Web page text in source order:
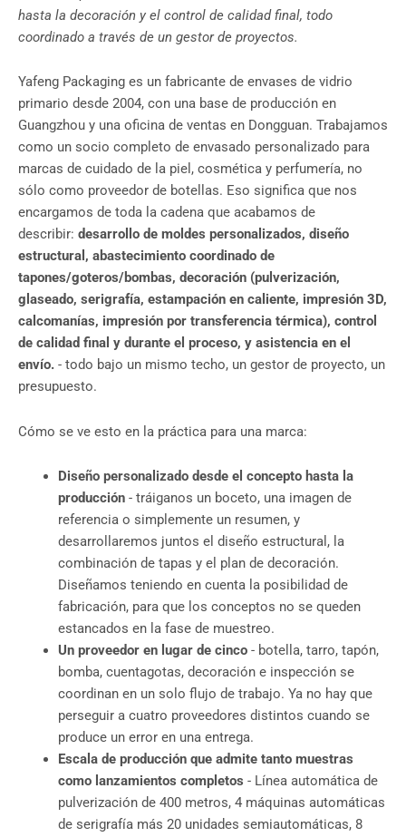
hasta la decoración y el control de calidad final, todo
coordinado a través de un gestor de proyectos.
Yafeng Packaging es un fabricante de envases de vidrio
primario desde 2004, con una base de producción en
Guangzhou y una oficina de ventas en Dongguan. Trabajamos
como un socio completo de envasado personalizado para
marcas de cuidado de la piel, cosmética y perfumería, no
sólo como proveedor de botellas. Eso significa que nos
encargamos de toda la cadena que acabamos de
describir: desarrollo de moldes personalizados, diseño
estructural, abastecimiento coordinado de
tapones/goteros/bombas, decoración (pulverización,
glaseado, serigrafía, estampación en caliente, impresión 3D,
calcomanías, impresión por transferencia térmica), control
de calidad final y durante el proceso, y asistencia en el
envío. - todo bajo un mismo techo, un gestor de proyecto, un
presupuesto.
Cómo se ve esto en la práctica para una marca:
Diseño personalizado desde el concepto hasta la
producción- tráiganos un boceto, una imagen de
referencia o simplemente un resumen, y
desarrollaremos juntos el diseño estructural, la
combinación de tapas y el plan de decoración.
Diseñamos teniendo en cuenta la posibilidad de
fabricación, para que los conceptos no se queden
estancados en la fase de muestreo.
Un proveedor en lugar de cinco- botella, tarro, tapón,
bomba, cuentagotas, decoración e inspección se
coordinan en un solo flujo de trabajo. Ya no hay que
perseguir a cuatro proveedores distintos cuando se
produce un error en una entrega.
Escala de producción que admite tanto muestras
como lanzamientos completos - Línea automática de
pulverización de 400 metros, 4 máquinas automáticas
de serigrafía más 20 unidades semiautomáticas, 8